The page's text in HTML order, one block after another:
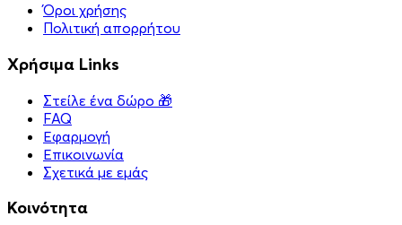
Όροι χρήσης
Πολιτική απορρήτου
Χρήσιμα Links
Στείλε ένα δώρο 🎁
FAQ
Εφαρμογή
Επικοινωνία
Σχετικά με εμάς
Κοινότητα